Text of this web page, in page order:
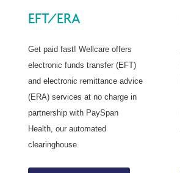
EFT/ERA
Get paid fast! Wellcare offers
electronic funds transfer (EFT)
and electronic remittance advice
(ERA) services at no charge in
partnership with PaySpan
Health, our automated
clearinghouse.